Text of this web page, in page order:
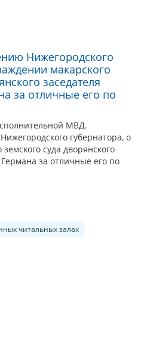
Нижегородского
макарского
заседателя
за отличные его по
МВД.
губернатора, о
суда дворянского
за отличные его по
читальных залах